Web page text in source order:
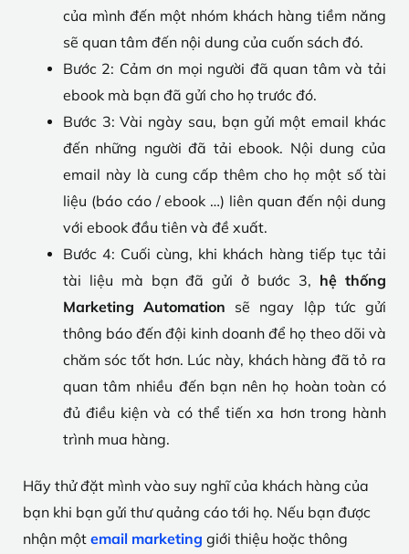
của mình đến một nhóm khách hàng tiềm năng
sẽ quan tâm đến nội dung của cuốn sách đó.
Bước 2: Cảm ơn mọi người đã quan tâm và tải
ebook mà bạn đã gửi cho họ trước đó.
Bước 3: Vài ngày sau, bạn gửi một email khác
đến những người đã tải ebook. Nội dung của
email này là cung cấp thêm cho họ một số tài
liệu (báo cáo / ebook …) liên quan đến nội dung
với ebook đầu tiên và đề xuất.
Bước 4: Cuối cùng, khi khách hàng tiếp tục tải
tài liệu mà bạn đã gửi ở bước 3, hệ thống
Marketing Automation sẽ ngay lập tức gửi
thông báo đến đội kinh doanh để họ theo dõi và
chăm sóc tốt hơn. Lúc này, khách hàng đã tỏ ra
quan tâm nhiều đến bạn nên họ hoàn toàn có
đủ điều kiện và có thể tiến xa hơn trong hành
trình mua hàng.
Hãy thử đặt mình vào suy nghĩ của khách hàng của
bạn khi bạn gửi thư quảng cáo tới họ. Nếu bạn được
nhận một email marketing giới thiệu hoặc thông